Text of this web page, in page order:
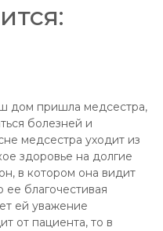
дом пришла медсестра,
болезней и
медсестра уходит из
здоровье на долгие
в котором она видит
ее благочестивая
ей уважение
от пациента, то в